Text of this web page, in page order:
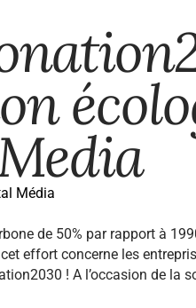
Média
de 50% par rapport à
cet effort concerne les
! A l’occasion de la